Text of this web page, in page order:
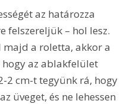
az határozza
felszereljük – hol lesz.
a roletta, akkor a
hogy az ablakfelület
2 cm-t tegyünk rá, hogy
üveget, és ne lehessen